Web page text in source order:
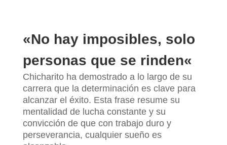
«No hay imposibles, solo
personas que se rinden«
Chicharito ha demostrado a lo largo de su
carrera que la determinación es clave para
alcanzar el éxito. Esta frase resume su
mentalidad de lucha constante y su
convicción de que con trabajo duro y
perseverancia, cualquier sueño es